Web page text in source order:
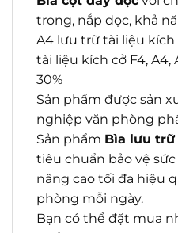
trong, nắp dọc, khả
A4 lưu trữ tài liệu kích
tài liệu kích cở F4, A4,
30%
Sản phẩm được sản
nghiệp văn phòng
Sản phẩm Bìa lưu trữ
tiêu chuẩn bảo vệ
nâng cao tối đa hiệu
phòng mỗi ngày.
Bạn có thể đặt mua